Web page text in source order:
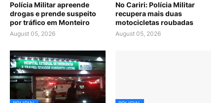
Polícia Militar apreende
drogas e prende suspeito
por tráfico em Monteiro
August 05, 2026
No Cariri: Polícia Militar
recupera mais duas
motocicletas roubadas
August 05, 2026